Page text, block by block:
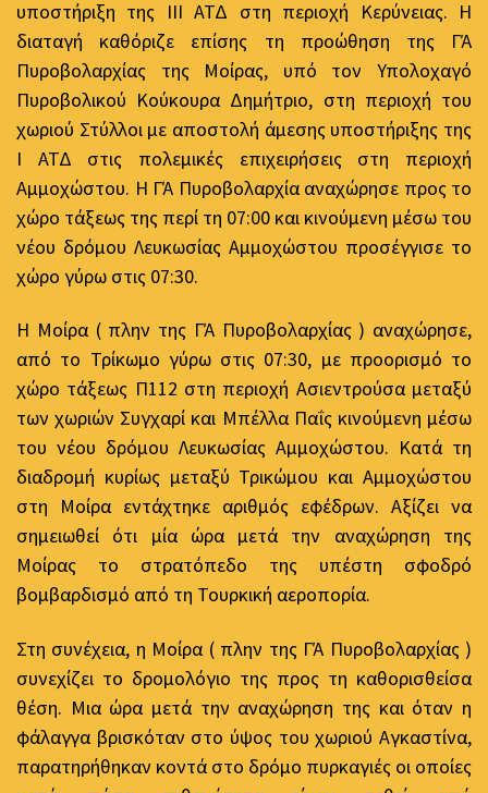
υποστήριξη της ΙΙΙ ΑΤΔ στη περιοχή Κερύνειας. Η
διαταγή καθόριζε επίσης τη προώθηση της ΓΆ
Πυροβολαρχίας της Μοίρας, υπό τον Υπολοχαγό
Πυροβολικού Κούκουρα Δημήτριο, στη περιοχή του
χωριού Στύλλοι με αποστολή άμεσης υποστήριξης της
Ι ΑΤΔ στις πολεμικές επιχειρήσεις στη περιοχή
Αμμοχώστου. Η ΓΆ Πυροβολαρχία αναχώρησε προς το
χώρο τάξεως της περί τη 07:00 και κινούμενη μέσω του
νέου δρόμου Λευκωσίας Αμμοχώστου προσέγγισε το
χώρο γύρω στις 07:30.
Η Μοίρα ( πλην της ΓΆ Πυροβολαρχίας ) αναχώρησε,
από το Τρίκωμο γύρω στις 07:30, με προορισμό το
χώρο τάξεως Π112 στη περιοχή Ασιεντρούσα μεταξύ
των χωριών Συγχαρί και Μπέλλα Παΐς κινούμενη μέσω
του νέου δρόμου Λευκωσίας Αμμοχώστου. Κατά τη
διαδρομή κυρίως μεταξύ Τρικώμου και Αμμοχώστου
στη Μοίρα εντάχτηκε αριθμός εφέδρων. Αξίζει να
σημειωθεί ότι μία ώρα μετά την αναχώρηση της
Μοίρας το στρατόπεδο της υπέστη σφοδρό
βομβαρδισμό από τη Τουρκική αεροπορία.
Στη συνέχεια, η Μοίρα ( πλην της ΓΆ Πυροβολαρχίας )
συνεχίζει το δρομολόγιο της προς τη καθορισθείσα
θέση. Μια ώρα μετά την αναχώρηση της και όταν η
φάλαγγα βρισκόταν στο ύψος του χωριού Αγκαστίνα,
παρατηρήθηκαν κοντά στο δρόμο πυρκαγιές οι οποίες